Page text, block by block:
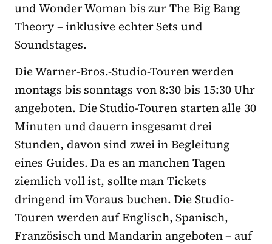
und Wonder Woman bis zur The Big Bang
Theory – inklusive echter Sets und
Soundstages.
Die Warner-Bros.-Studio-Touren werden
montags bis sonntags von 8:30 bis 15:30 Uhr
angeboten. Die Studio-Touren starten alle 30
Minuten und dauern insgesamt drei
Stunden, davon sind zwei in Begleitung
eines Guides. Da es an manchen Tagen
ziemlich voll ist, sollte man Tickets
dringend im Voraus buchen. Die Studio-
Touren werden auf Englisch, Spanisch,
Französisch und Mandarin angeboten – auf